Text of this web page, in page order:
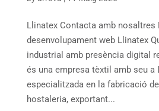
Llinatex Contacta amb nosaltres
desenvolupament web Llinatex
industrial amb presència digital
és una empresa tèxtil amb seu a
especialitzada en la fabricació
hostaleria, exportant...